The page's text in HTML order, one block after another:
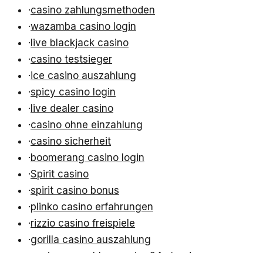
·casino zahlungsmethoden
·wazamba casino login
·live blackjack casino
·casino testsieger
·ice casino auszahlung
·spicy casino login
·live dealer casino
·casino ohne einzahlung
·casino sicherheit
·boomerang casino login
·Spirit casino
·spirit casino bonus
·plinko casino erfahrungen
·rizzio casino freispiele
·gorilla casino auszahlung